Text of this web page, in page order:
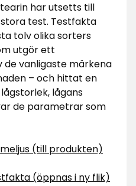
har utsetts till
test. Testfakta
tolv olika sorters
utgör ett
vanligaste märkena
– och hittat en
lågans
de parametrar som
(till produkten)
(öppnas i ny flik)